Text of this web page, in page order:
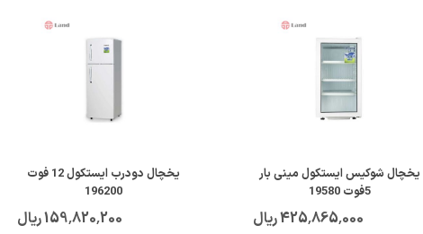
یخچال شوکیس ایستکول مینی بار
5فوت 19580
425٬865٬000 ریال
یخچال دودرب ایستکول 12 فوت
196200
159٬820٬200 ریال